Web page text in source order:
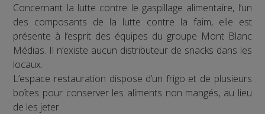
Concernant la lutte contre le gaspillage alimentaire, l’un
des composants de la lutte contre la faim, elle est
présente à l’esprit des équipes du groupe Mont Blanc
Médias. Il n’existe aucun distributeur de snacks dans les
locaux.
L’espace restauration dispose d’un frigo et de plusieurs
boîtes pour conserver les aliments non mangés, au lieu
de les jeter.